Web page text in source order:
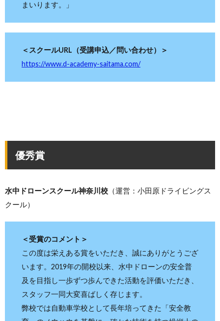
まいります。」
＜スクールURL（受講申込／問い合わせ）＞
https://www.d-academy-saitama.com/
優秀賞
水中ドローンスクール神奈川校 （運営：小田原ドライビングス
クール）
＜受賞のコメント＞
この度は栄えある賞をいただき、誠にありがとうござ
います。2019年の開校以来、水中ドローンの安全普
及を目指し一歩ずつ歩んできた活動を評価いただき、
スタッフ一同大変喜ばしく存じます。
弊校では自動車学校として長年培ってきた「安全教